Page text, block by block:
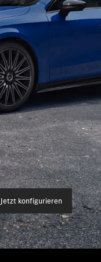
Klassiker
Onlineshop
Jetzt konfigurieren